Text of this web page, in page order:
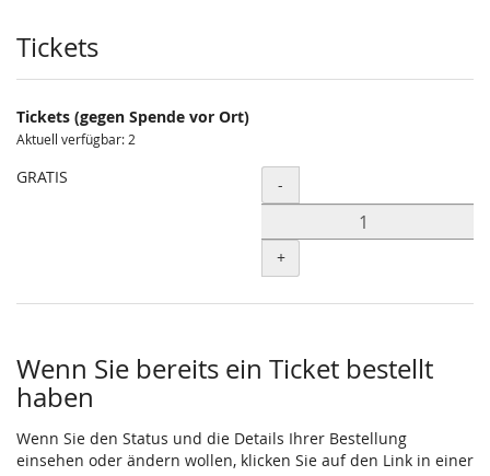
Produkte
Tickets
Tickets (gegen Spende vor Ort)
Aktuell verfügbar: 2
GRATIS Menge
-
+
Wenn Sie bereits ein Ticket bestellt
haben
Wenn Sie den Status und die Details Ihrer Bestellung
einsehen oder ändern wollen, klicken Sie auf den Link in einer